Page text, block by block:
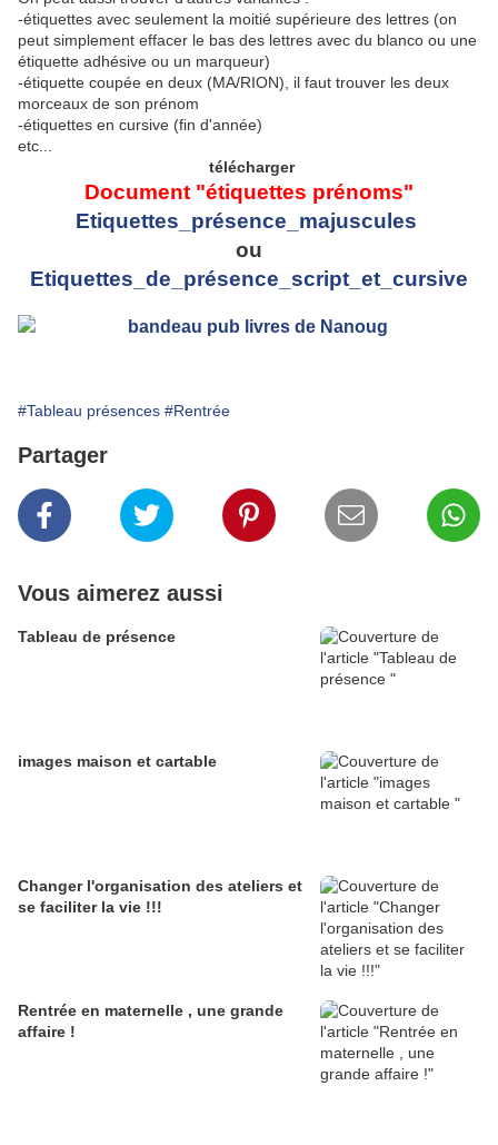
-étiquettes avec seulement la moitié supérieure des lettres (on
peut simplement effacer le bas des lettres avec du blanco ou une
étiquette adhésive ou un marqueur)
-étiquette coupée en deux (MA/RION), il faut trouver les deux
morceaux de son prénom
-étiquettes en cursive (fin d'année)
etc...
télécharger
Document "étiquettes prénoms"
Etiquettes_présence_majuscules
ou
Etiquettes_de_présence_script_et_cursive
#Tableau présences #Rentrée
Partager
Vous aimerez aussi
Tableau de présence
images maison et cartable
Changer l'organisation des ateliers et
se faciliter la vie !!!
Rentrée en maternelle , une grande
affaire !